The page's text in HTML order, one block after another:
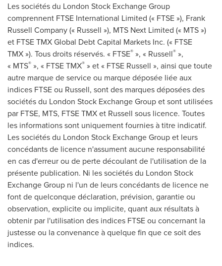
Les sociétés du London Stock Exchange Group
comprennent FTSE International Limited (« FTSE »), Frank
Russell Company (« Russell »), MTS Next Limited (« MTS »)
et FTSE TMX Global Debt Capital Markets Inc. (« FTSE
TMX »). Tous droits réservés. « FTSE® », « Russell® »,
« MTS® », « FTSE TMX® » et « FTSE Russell », ainsi que toute
autre marque de service ou marque déposée liée aux
indices FTSE ou Russell, sont des marques déposées des
sociétés du London Stock Exchange Group et sont utilisées
par FTSE, MTS, FTSE TMX et Russell sous licence. Toutes
les informations sont uniquement fournies à titre indicatif.
Les sociétés du London Stock Exchange Group et leurs
concédants de licence n'assument aucune responsabilité
en cas d'erreur ou de perte découlant de l'utilisation de la
présente publication. Ni les sociétés du London Stock
Exchange Group ni l'un de leurs concédants de licence ne
font de quelconque déclaration, prévision, garantie ou
observation, explicite ou implicite, quant aux résultats à
obtenir par l'utilisation des indices FTSE ou concernant la
justesse ou la convenance à quelque fin que ce soit des
indices.